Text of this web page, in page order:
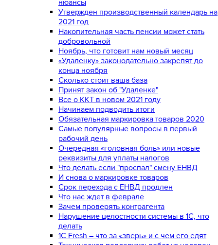
нюансы
Утвержден производственный календарь на
2021 год
Накопительная часть пенсии может стать
добровольной
Ноябрь, что готовит нам новый месяц
«Удаленку» законодательно закрепят до
конца ноября
Сколько стоит ваша база
Принят закон об "Удаленке"
Все о ККТ в новом 2021 году
Начинаем подводить итоги
Обязательная маркировка товаров 2020
Самые популярные вопросы в первый
рабочий день
Очередная «головная боль» или новые
реквизиты для уплаты налогов
Что делать если "проспал" смену ЕНВД
И снова о маркировке товаров
Срок перехода с ЕНВД продлен
Что нас ждет в феврале
Зачем проверять контрагента
Нарушение целостности системы в 1С, что
делать
1С Fresh – что за «зверь» и с чем его едят